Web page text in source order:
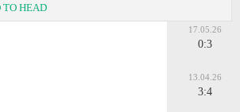
TO HEAD
17.05.26
0:3
13.04.26
3:4